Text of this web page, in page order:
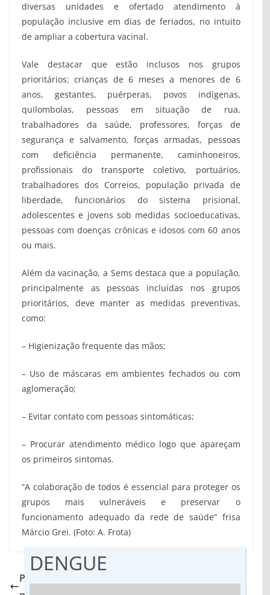
diversas unidades e ofertado atendimento à
população inclusive em dias de feriados, no intuito
de ampliar a cobertura vacinal.
Vale destacar que estão inclusos nos grupos
prioritários: crianças de 6 meses a menores de 6
anos, gestantes, puérperas, povos indígenas,
quilombolas, pessoas em situação de rua,
trabalhadores da saúde, professores, forças de
segurança e salvamento, forças armadas, pessoas
com deficiência permanente, caminhoneiros,
profissionais do transporte coletivo, portuários,
trabalhadores dos Correios, população privada de
liberdade, funcionários do sistema prisional,
adolescentes e jovens sob medidas socioeducativas,
pessoas com doenças crônicas e idosos com 60 anos
ou mais.
Além da vacinação, a Sems destaca que a população,
principalmente as pessoas incluídas nos grupos
prioritários, deve manter as medidas preventivas,
como:
– Higienização frequente das mãos;
– Uso de máscaras em ambientes fechados ou com
aglomeração;
– Evitar contato com pessoas sintomáticas;
– Procurar atendimento médico logo que apareçam
os primeiros sintomas.
“A colaboração de todos é essencial para proteger os
grupos mais vulneráveis e preservar o
funcionamento adequado da rede de saúde” frisa
Márcio Grei. (Foto: A. Frota)
Prefeitura de Dourados já vacinou mais de 11 mil
DENGUE